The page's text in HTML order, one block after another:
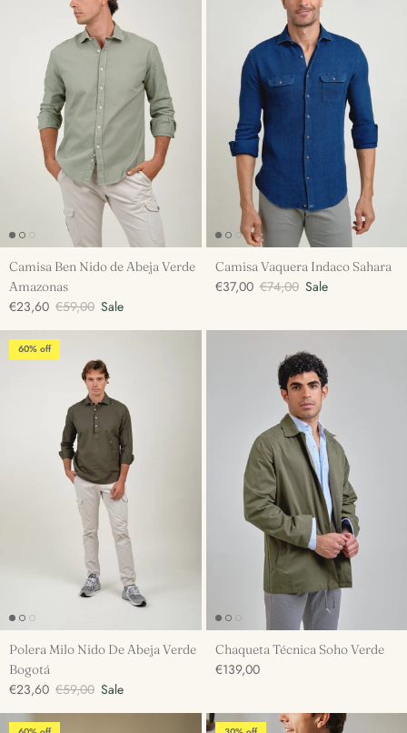
Camisa Ben Nido de Abeja Verde
Amazonas
€23,60 €59,00 Sale
Camisa Vaquera Indaco Sahara
€37,00 €74,00 Sale
60% off
Polera Milo Nido De Abeja Verde
Bogotá
€23,60 €59,00 Sale
Chaqueta Técnica Soho Verde
€139,00